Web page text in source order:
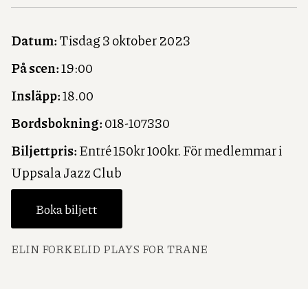
Datum:Tisdag 3 oktober 2023
På scen:19:00
Insläpp:18.00
Bordsbokning:018-107330
Biljettpris:Entré 150kr 100kr. För medlemmar i
Uppsala Jazz Club
Boka biljett
ELIN FORKELID PLAYS FOR TRANE